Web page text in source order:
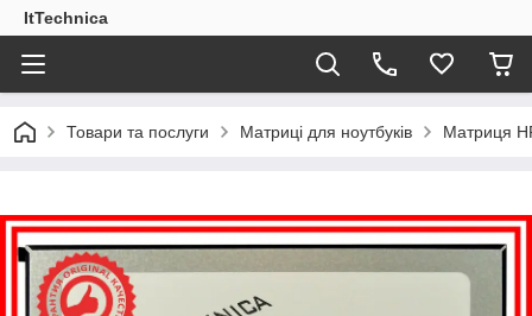
ItTechnica
Товари та послуги Матриці для ноутбуків Матриця